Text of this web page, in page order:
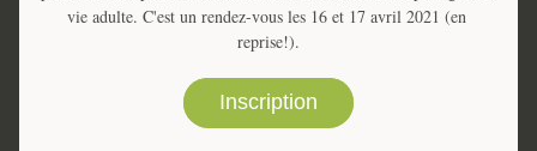
vie adulte. C'est un rendez-vous les 16 et 17 avril 2021 (en
reprise!).
Inscription